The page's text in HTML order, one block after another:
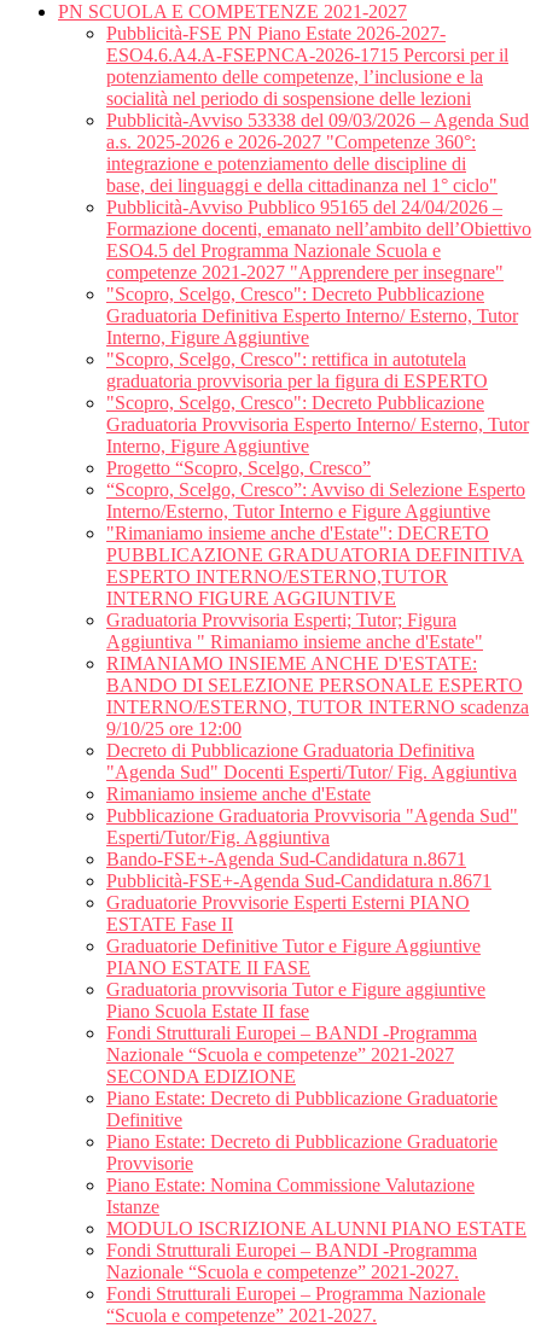
PN SCUOLA E COMPETENZE 2021-2027
Pubblicità-FSE PN Piano Estate 2026-2027-
ESO4.6.A4.A-FSEPNCA-2026-1715 Percorsi per il
potenziamento delle competenze, l’inclusione e la
socialità nel periodo di sospensione delle lezioni
Pubblicità-Avviso 53338 del 09/03/2026 – Agenda Sud
a.s. 2025-2026 e 2026-2027 "Competenze 360°:
integrazione e potenziamento delle discipline di
base, dei linguaggi e della cittadinanza nel 1° ciclo"
Pubblicità-Avviso Pubblico 95165 del 24/04/2026 –
Formazione docenti, emanato nell’ambito dell’Obiettivo
ESO4.5 del Programma Nazionale Scuola e
competenze 2021-2027 "Apprendere per insegnare"
"Scopro, Scelgo, Cresco": Decreto Pubblicazione
Graduatoria Definitiva Esperto Interno/ Esterno, Tutor
Interno, Figure Aggiuntive
"Scopro, Scelgo, Cresco": rettifica in autotutela
graduatoria provvisoria per la figura di ESPERTO
"Scopro, Scelgo, Cresco": Decreto Pubblicazione
Graduatoria Provvisoria Esperto Interno/ Esterno, Tutor
Interno, Figure Aggiuntive
Progetto “Scopro, Scelgo, Cresco”
“Scopro, Scelgo, Cresco”: Avviso di Selezione Esperto
Interno/Esterno, Tutor Interno e Figure Aggiuntive
"Rimaniamo insieme anche d'Estate": DECRETO
PUBBLICAZIONE GRADUATORIA DEFINITIVA
ESPERTO INTERNO/ESTERNO,TUTOR
INTERNO FIGURE AGGIUNTIVE
Graduatoria Provvisoria Esperti; Tutor; Figura
Aggiuntiva " Rimaniamo insieme anche d'Estate"
RIMANIAMO INSIEME ANCHE D'ESTATE:
BANDO DI SELEZIONE PERSONALE ESPERTO
INTERNO/ESTERNO, TUTOR INTERNO scadenza
9/10/25 ore 12:00
Decreto di Pubblicazione Graduatoria Definitiva
"Agenda Sud" Docenti Esperti/Tutor/ Fig. Aggiuntiva
Rimaniamo insieme anche d'Estate
Pubblicazione Graduatoria Provvisoria "Agenda Sud"
Esperti/Tutor/Fig. Aggiuntiva
Bando-FSE+-Agenda Sud-Candidatura n.8671
Pubblicità-FSE+-Agenda Sud-Candidatura n.8671
Graduatorie Provvisorie Esperti Esterni PIANO
ESTATE Fase II
Graduatorie Definitive Tutor e Figure Aggiuntive
PIANO ESTATE II FASE
Graduatoria provvisoria Tutor e Figure aggiuntive
Piano Scuola Estate II fase
Fondi Strutturali Europei – BANDI -Programma
Nazionale “Scuola e competenze” 2021-2027
SECONDA EDIZIONE
Piano Estate: Decreto di Pubblicazione Graduatorie
Definitive
Piano Estate: Decreto di Pubblicazione Graduatorie
Provvisorie
Piano Estate: Nomina Commissione Valutazione
Istanze
MODULO ISCRIZIONE ALUNNI PIANO ESTATE
Fondi Strutturali Europei – BANDI -Programma
Nazionale “Scuola e competenze” 2021-2027.
Fondi Strutturali Europei – Programma Nazionale
“Scuola e competenze” 2021-2027.